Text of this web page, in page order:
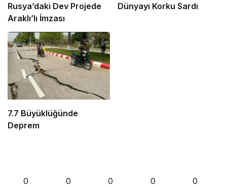
Rusya’daki Dev Projede
Araklı’lı İmzası
Dünyayı Korku Sardı
7.7 Büyüklüğünde
Deprem
0 0 0 0 0